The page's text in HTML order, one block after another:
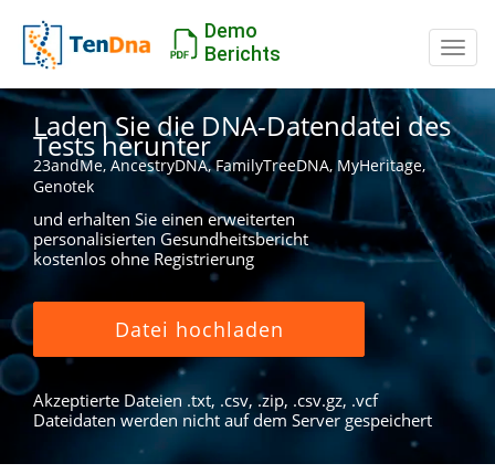
Demo
Berichts
Laden Sie die DNA-Datendatei des
Tests herunter
23andMe, AncestryDNA, FamilyTreeDNA, MyHeritage,
Genotek
und erhalten Sie einen erweiterten
personalisierten Gesundheitsbericht
kostenlos ohne Registrierung
Datei hochladen
Akzeptierte Dateien .txt, .csv, .zip, .csv.gz, .vcf
Dateidaten werden nicht auf dem Server gespeichert